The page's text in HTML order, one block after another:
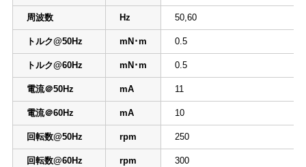
周波数 Hz 50,60
トルク@50Hz mN･m 0.5
トルク@60Hz mN･m 0.5
電流＠50Hz mA 11
電流＠60Hz mA 10
回転数@50Hz rpm 250
回転数@60Hz rpm 300